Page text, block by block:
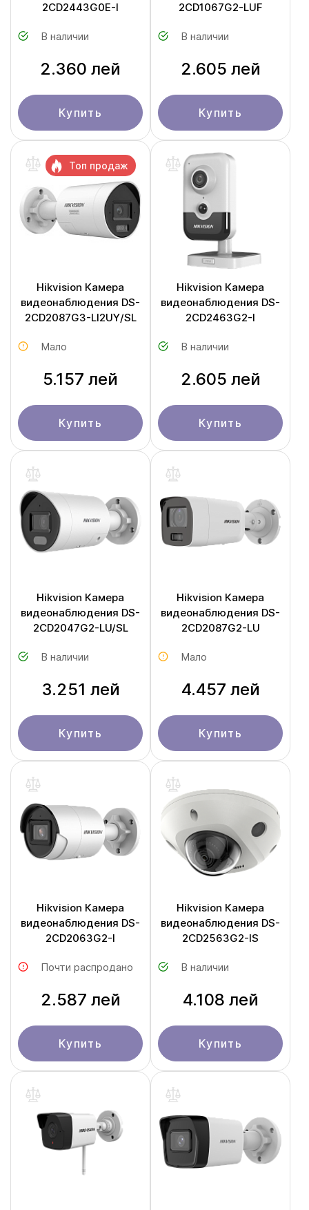
2CD2443G0E-I
В наличии
2.360 лей
Купить
2CD1067G2-LUF
В наличии
2.605 лей
Купить
Hikvision Камера
видеонаблюдения DS-
2CD2087G3-LI2UY/SL
Мало
5.157 лей
Купить
Топ продаж
Hikvision Камера
видеонаблюдения DS-
2CD2463G2-I
В наличии
2.605 лей
Купить
Hikvision Камера
видеонаблюдения DS-
2CD2047G2-LU/SL
В наличии
3.251 лей
Купить
Hikvision Камера
видеонаблюдения DS-
2CD2087G2-LU
Мало
4.457 лей
Купить
Hikvision Камера
видеонаблюдения DS-
2CD2063G2-I
Почти распродано
2.587 лей
Купить
Hikvision Камера
видеонаблюдения DS-
2CD2563G2-IS
В наличии
4.108 лей
Купить